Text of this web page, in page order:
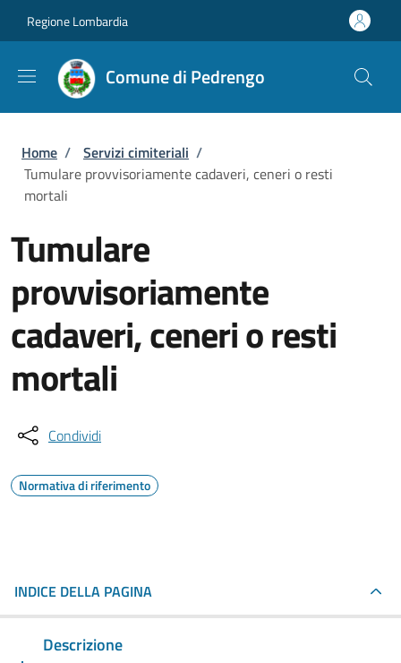
Regione Lombardia
Comune di Pedrengo
Briciole di pane
Home / Servizi cimiteriali /
Tumulare provvisoriamente cadaveri, ceneri o resti
mortali
Tumulare
provvisoriamente
cadaveri, ceneri o resti
mortali
Condividi
Normativa di riferimento
INDICE DELLA PAGINA
Descrizione